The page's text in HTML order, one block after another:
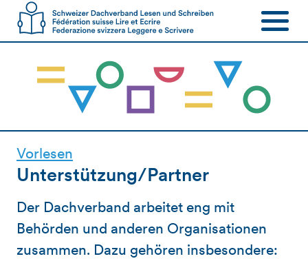
Vorlesen
Unterstützung/Partner
Der Dachverband arbeitet eng mit
Behörden und anderen Organisationen
zusammen. Dazu gehören insbesondere: